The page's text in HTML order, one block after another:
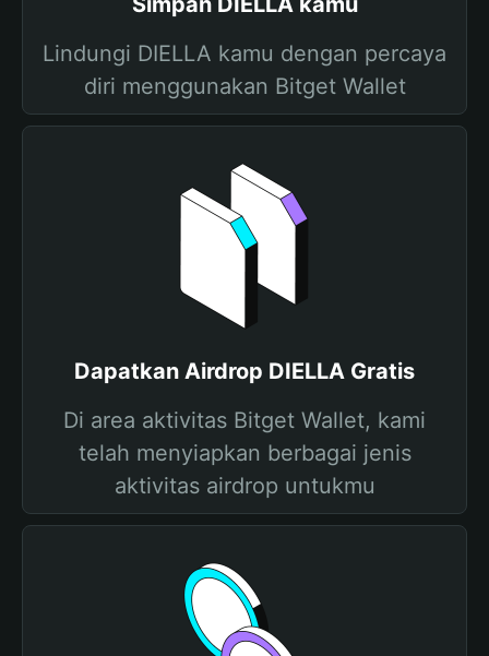
Lindungi DIELLA kamu dengan percaya
diri menggunakan Bitget Wallet
Dapatkan Airdrop DIELLA Gratis
Di area aktivitas Bitget Wallet, kami
telah menyiapkan berbagai jenis
aktivitas airdrop untukmu